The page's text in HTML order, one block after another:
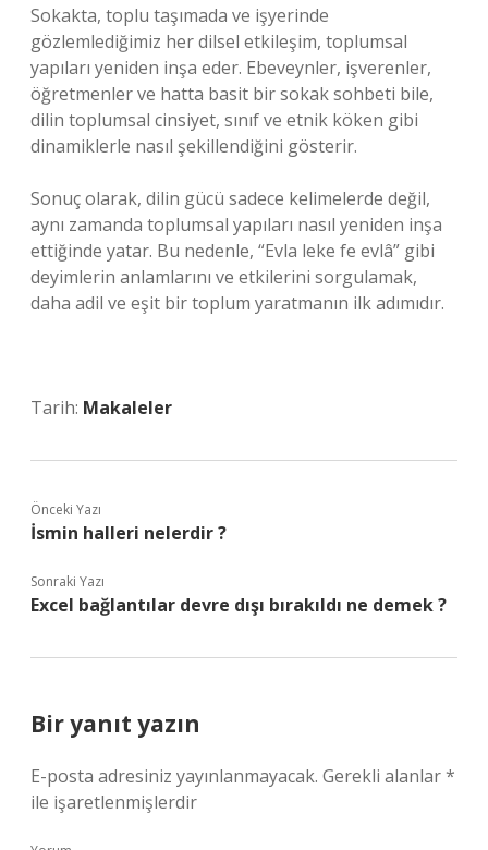
Sokakta, toplu taşımada ve işyerinde
gözlemlediğimiz her dilsel etkileşim, toplumsal
yapıları yeniden inşa eder. Ebeveynler, işverenler,
öğretmenler ve hatta basit bir sokak sohbeti bile,
dilin toplumsal cinsiyet, sınıf ve etnik köken gibi
dinamiklerle nasıl şekillendiğini gösterir.
Sonuç olarak, dilin gücü sadece kelimelerde değil,
aynı zamanda toplumsal yapıları nasıl yeniden inşa
ettiğinde yatar. Bu nedenle, “Evla leke fe evlâ” gibi
deyimlerin anlamlarını ve etkilerini sorgulamak,
daha adil ve eşit bir toplum yaratmanın ilk adımıdır.
Tarih: Makaleler
Önceki Yazı
İsmin halleri nelerdir ?
Sonraki Yazı
Excel bağlantılar devre dışı bırakıldı ne demek ?
Bir yanıt yazın
E-posta adresiniz yayınlanmayacak. Gerekli alanlar*
ile işaretlenmişlerdir